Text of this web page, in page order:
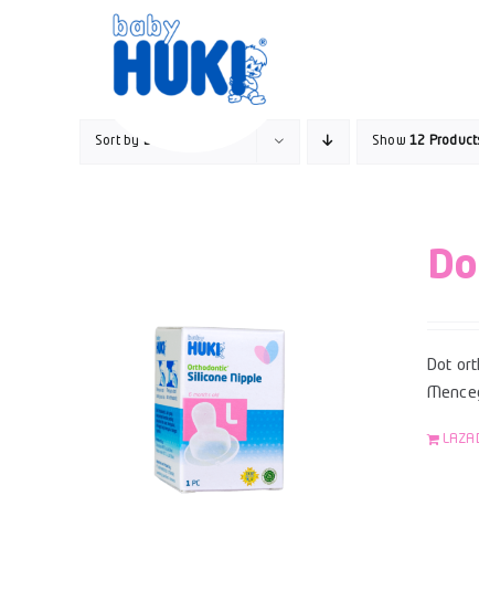
Sort by Date Show12
Dot